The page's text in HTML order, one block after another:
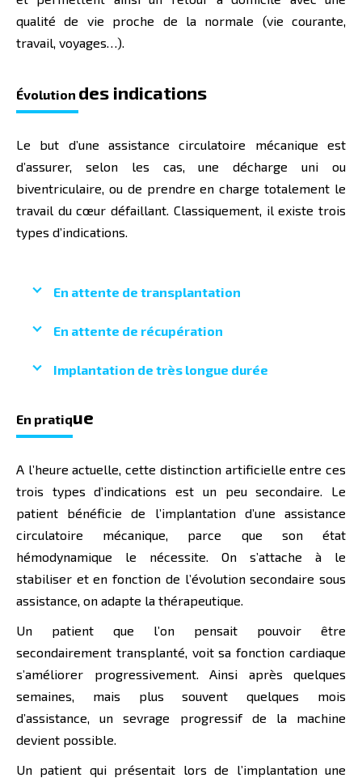
qualité de vie proche de la normale (vie courante,
travail, voyages…).
Évolution des indications
Le but d’une assistance circulatoire mécanique est
d’assurer, selon les cas, une décharge uni ou
biventriculaire, ou de prendre en charge totalement le
travail du cœur défaillant. Classiquement, il existe trois
types d’indications.
En attente de transplantation
En attente de récupération
Implantation de très longue durée
En pratique
A l’heure actuelle, cette distinction artificielle entre ces
trois types d’indications est un peu secondaire. Le
patient bénéficie de l’implantation d’une assistance
circulatoire mécanique, parce que son état
hémodynamique le nécessite. On s’attache à le
stabiliser et en fonction de l’évolution secondaire sous
assistance, on adapte la thérapeutique.
Un patient que l’on pensait pouvoir être
secondairement transplanté, voit sa fonction cardiaque
s’améliorer progressivement. Ainsi après quelques
semaines, mais plus souvent quelques mois
d’assistance, un sevrage progressif de la machine
devient possible.
Un patient qui présentait lors de l’implantation une